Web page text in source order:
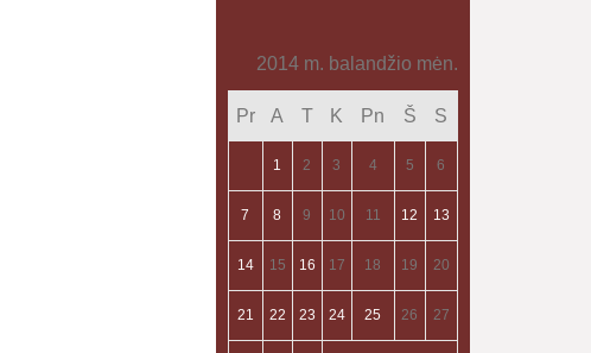
2014 m. balandžio mėn.
Pr A T K Pn Š S
1 2 3 4 5 6
7 8 9 10 11 12 13
14 15 16 17 18 19 20
21 22 23 24 25 26 27